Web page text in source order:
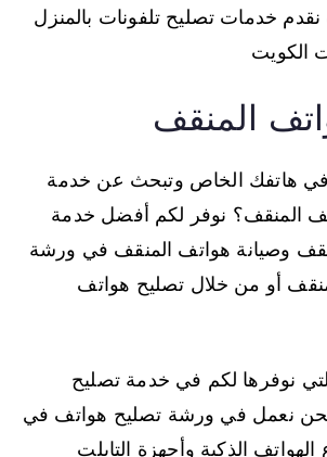
خدمات تصليح تلفونات بالمنزل
الكويت
المنقف
هاتفك الخاص وتبحث عن خدمة
المنقف؟ نوفر لكم أفضل خدمة
وصيانة هواتف المنقف في ورشة
أو من خلال تصليح هواتف
نوفرها لكم في خدمة تصليح
نعمل في ورشة تصليح هواتف في
الهواتف الذكية وأجهزة التابلت